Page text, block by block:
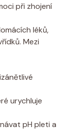
při zhojení
léků,
Mezi
urychluje
pH pleti a